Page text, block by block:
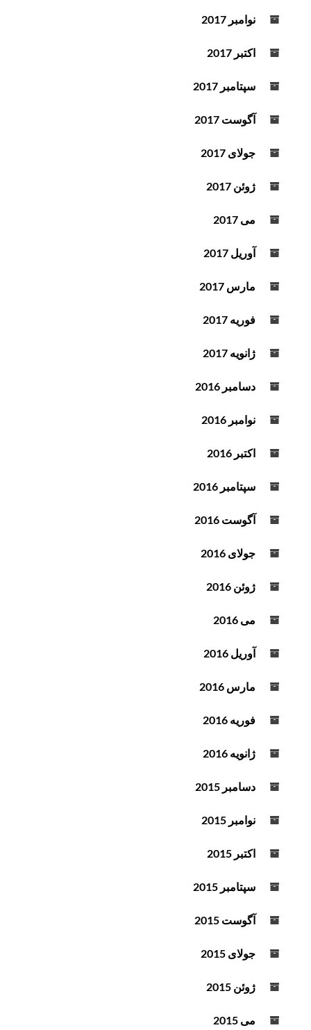
نوامبر 2017
اکتبر 2017
سپتامبر 2017
آگوست 2017
جولای 2017
ژوئن 2017
می 2017
آوریل 2017
مارس 2017
فوریه 2017
ژانویه 2017
دسامبر 2016
نوامبر 2016
اکتبر 2016
سپتامبر 2016
آگوست 2016
جولای 2016
ژوئن 2016
می 2016
آوریل 2016
مارس 2016
فوریه 2016
ژانویه 2016
دسامبر 2015
نوامبر 2015
اکتبر 2015
سپتامبر 2015
آگوست 2015
جولای 2015
ژوئن 2015
می 2015